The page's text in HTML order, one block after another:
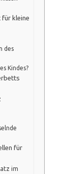
für kleine
des
Kindes?
für
im